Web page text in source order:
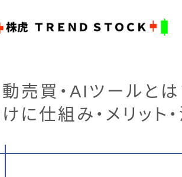
動売買・AIツールと
に仕組み・メリット